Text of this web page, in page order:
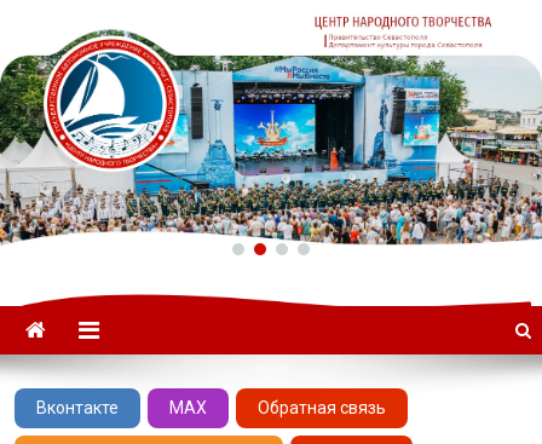
ГАУК «ЦНТ» –
Севастопольский Центр
народного творчества
Вконтакте MAX Обратная связь